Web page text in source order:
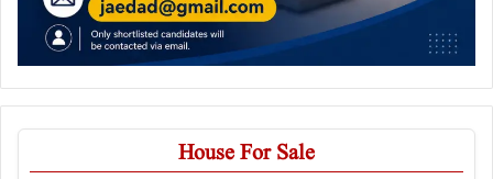
House For Sale